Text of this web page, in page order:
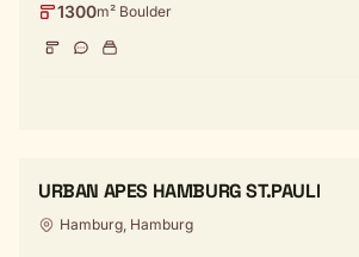
1300m² Boulder
URBAN APES HAMBURG ST.PAULI
Hamburg, Hamburg